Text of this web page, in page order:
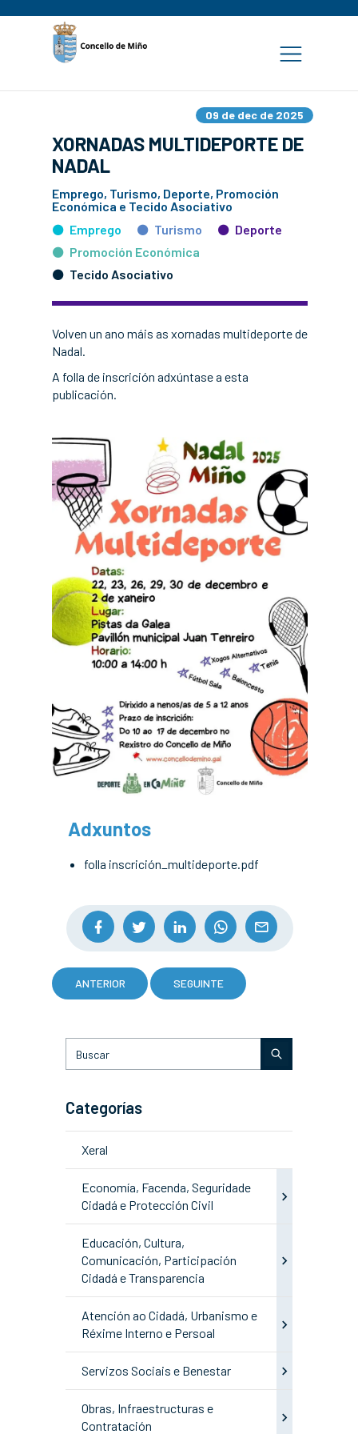
09 de dec de 2025
XORNADAS MULTIDEPORTE DE
NADAL
Emprego, Turismo, Deporte, Promoción
Económica e Tecido Asociativo
Emprego
Turismo
Deporte
Promoción Económica
Tecido Asociativo
Volven un ano máis as xornadas multideporte de
Nadal.
A folla de inscrición adxúntase a esta
publicación.
Adxuntos
folla inscrición_multideporte.pdf
ANTERIOR SEGUINTE
Categorías
Xeral
Economía, Facenda, Seguridade
Cidadá e Protección Civil
Educación, Cultura,
Comunicación, Participación
Cidadá e Transparencia
Atención ao Cidadá, Urbanismo e
Réxime Interno e Persoal
Servizos Sociais e Benestar
Obras, Infraestructuras e
Contratación